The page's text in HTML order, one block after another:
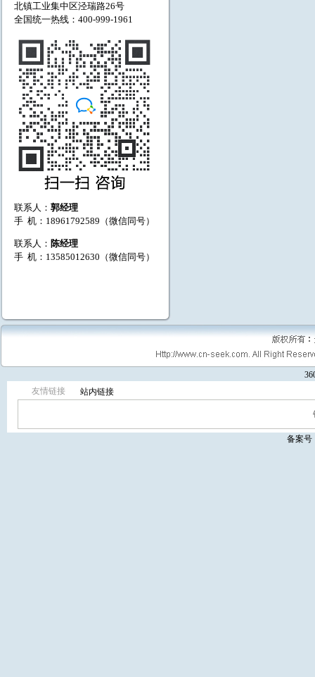
北镇工业集中区泾瑞路26号
全国统一热线：400-999-1961
联系人： 郭经理
手 机：18961792589（微信同号）
联系人： 陈经理
手 机：13585012630（微信同号）
友情链接
站内链接
备案号